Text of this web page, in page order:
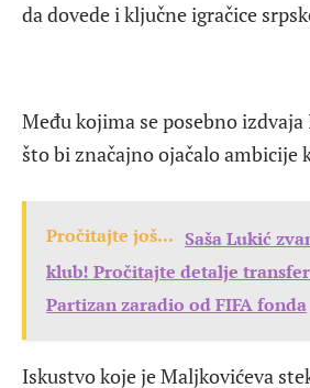
da dovede i ključne igračice
Među kojima se posebno
što bi značajno ojačalo ambicije
Pročitajte još... Saša Lukić
klub! Pročitajte detalje
Partizan zaradio od FIFA fonda
Iskustvo koje je Maljkovićeva